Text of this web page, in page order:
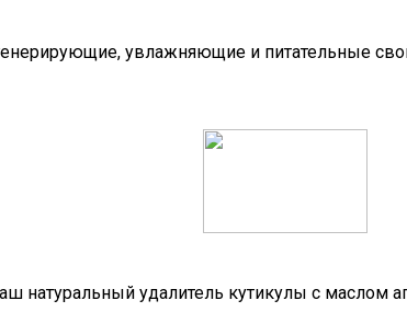
увлажняющие и питательные
натуральный удалитель кутикулы с маслом